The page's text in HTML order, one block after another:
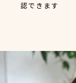
認できます